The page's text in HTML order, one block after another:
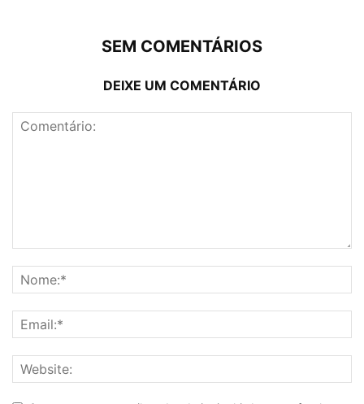
SEM COMENTÁRIOS
DEIXE UM COMENTÁRIO